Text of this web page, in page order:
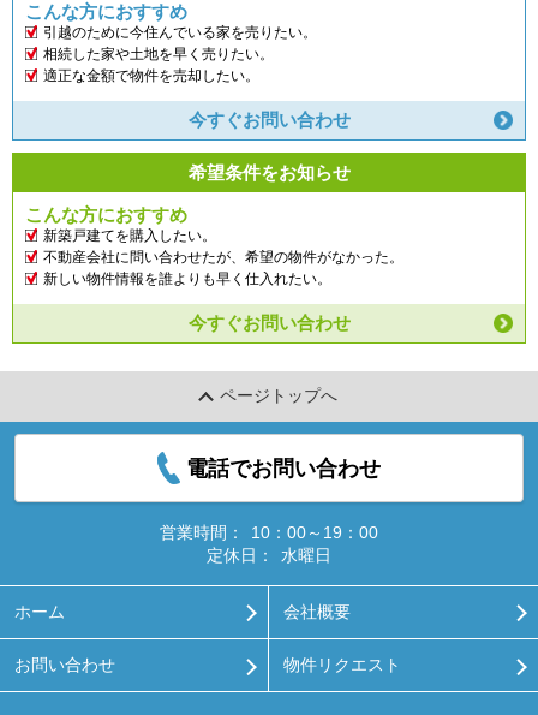
こんな方におすすめ
引越のために今住んでいる家を売りたい。
相続した家や土地を早く売りたい。
適正な金額で物件を売却したい。
今すぐお問い合わせ
希望条件をお知らせ
こんな方におすすめ
新築戸建てを購入したい。
不動産会社に問い合わせたが、希望の物件がなかった。
新しい物件情報を誰よりも早く仕入れたい。
今すぐお問い合わせ
ページトップへ
電話でお問い合わせ
営業時間：
10：00～19：00
定休日：
水曜日
ホーム 会社概要
お問い合わせ 物件リクエスト